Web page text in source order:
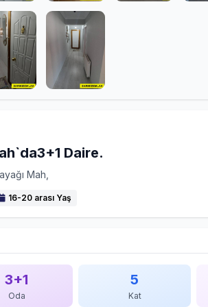
Daire.
Mah,
16-20 arası Yaş
3+1
Oda
5
Kat